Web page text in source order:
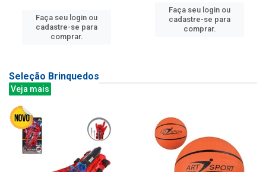
Faça seu login ou
cadastre-se para
comprar.
Faça seu login ou
cadastre-se para
comprar.
Seleção Brinquedos
Veja mais